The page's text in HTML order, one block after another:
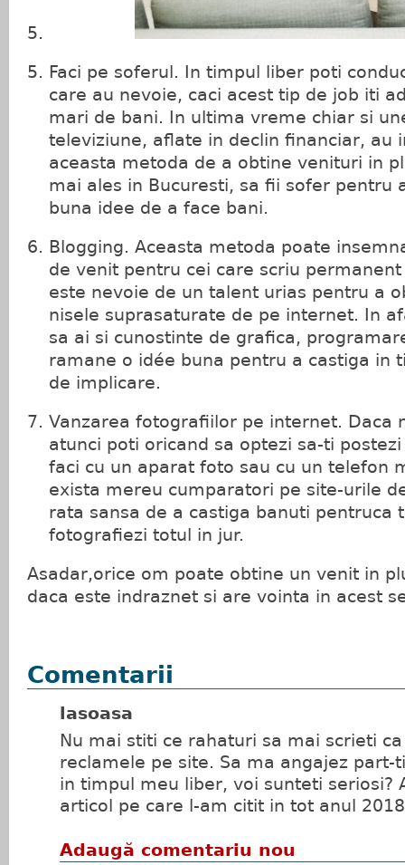
Faci pe soferul. In timpul liber poti
care au nevoie, caci acest tip de job iti
mari de bani. In ultima vreme chiar si
televiziune, aflate in declin financiar, au
aceasta metoda de a obtine venituri in
mai ales in Bucuresti, sa fii sofer pentru
buna idee de a face bani.
Blogging. Aceasta metoda poate
de venit pentru cei care scriu
este nevoie de un talent urias pentru a
nisele suprasaturate de pe internet. In
sa ai si cunostinte de grafica,
ramane o idée buna pentru a castiga in
de implicare.
Vanzarea fotografiilor pe internet. Daca
atunci poti oricand sa optezi sa-ti
faci cu un aparat foto sau cu un telefon
exista mereu cumparatori pe site-urile
rata sansa de a castiga banuti pentruca
fotografiezi totul in jur.
Asadar,orice om poate obtine un venit in
daca este indraznet si are vointa in acest
Comentarii
lasoasa
Nu mai stiti ce rahaturi sa mai scrieti
reclamele pe site. Sa ma angajez part-
in timpul meu liber, voi sunteti seriosi?
articol pe care l-am citit in tot anul
Adaugă comentariu nou